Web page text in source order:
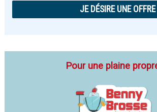
JE DÉSIRE UNE OFFRE
Pour une plaine